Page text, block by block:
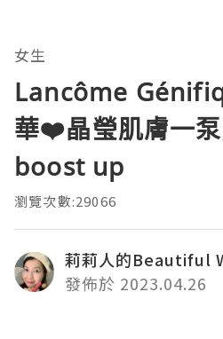
女生
Lancôme
華❤️晶瑩肌膚一
boost up
瀏覽次數:29066
莉莉人的Beautiful
發佈於 2023.04.26